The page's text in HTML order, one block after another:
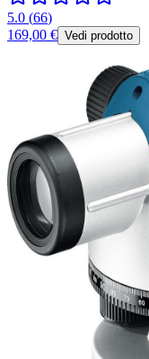
5.0 (66)
169,00 € Vedi prodotto